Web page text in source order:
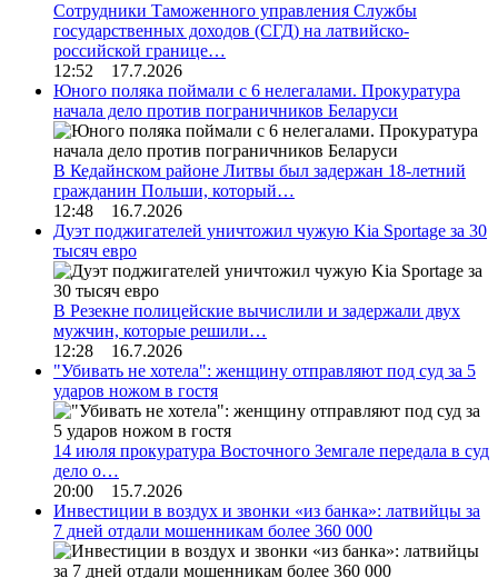
Сотрудники Таможенного управления Службы
государственных доходов (СГД) на латвийско-
российской границе…
12:52 17.7.2026
Юного поляка поймали с 6 нелегалами. Прокуратура
начала дело против пограничников Беларуси
В Кедайнском районе Литвы был задержан 18-летний
гражданин Польши, который…
12:48 16.7.2026
Дуэт поджигателей уничтожил чужую Kia Sportage за 30
тысяч евро
В Резекне полицейские вычислили и задержали двух
мужчин, которые решили…
12:28 16.7.2026
"Убивать не хотела": женщину отправляют под суд за 5
ударов ножом в гостя
14 июля прокуратура Восточного Земгале передала в суд
дело о…
20:00 15.7.2026
Инвестиции в воздух и звонки «из банка»: латвийцы за
7 дней отдали мошенникам более 360 000